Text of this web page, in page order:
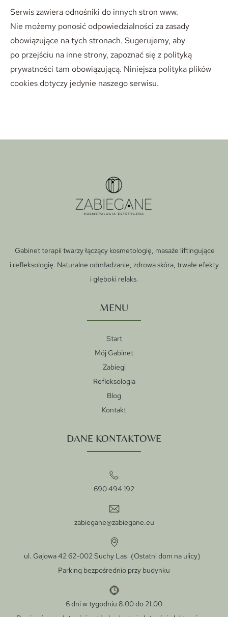
Serwis zawiera odnośniki do innych stron www.
Nie możemy ponosić odpowiedzialności za zasady
obowiązujące na tych stronach. Sugerujemy, aby
po przejściu na inne strony, zapoznać się z polityką
prywatności tam obowiązującą. Niniejsza polityka plików
cookies dotyczy jedynie naszego serwisu.
Gabinet terapii twarzy łączący kosmetologię, masaże liftingujące
i refleksologię. Naturalne odmładzanie, zdrowa skóra, trwałe efekty
i głęboki relaks.
MENU
Start
Mój Gabinet
Zabiegi
Refleksologia
Blog
Kontakt
DANE KONTAKTOWE
690 494 192
zabiegane@zabiegane.eu
ul. Gajowa 42 62-002 Suchy Las (Ostatni dom na ulicy)
Parking bezpośrednio przy budynku
6 dni w tygodniu 8.00 do 21.00